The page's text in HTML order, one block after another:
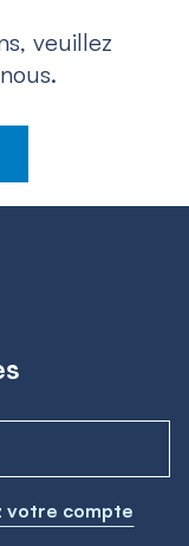
veuillez
votre compte